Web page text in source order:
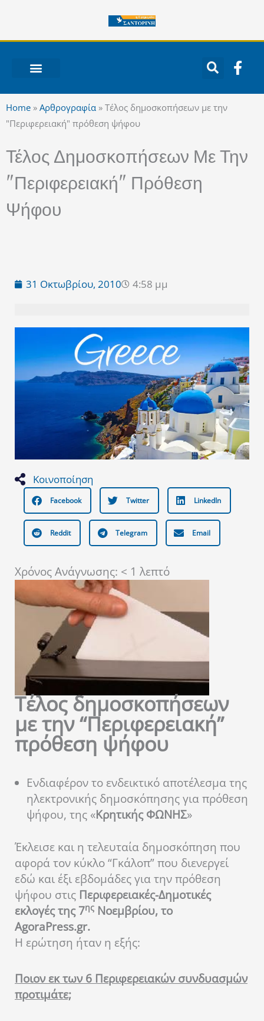
περιεχόμενο
F
a
k
-
Home » Αρθρογραφία » Τέλος δημοσκοπήσεων με την
"Περιφερειακή" πρόθεση ψήφου
Τέλος Δημοσκοπήσεων Με Την
"Περιφερειακή" Πρόθεση
Ψήφου
31 Οκτωβρίου, 2010 4:58 μμ
Κοινοποίηση
Facebook Twitter LinkedIn
Reddit Telegram Email
Χρόνος Ανάγνωσης: < 1 λεπτό
Τέλος δημοσκοπήσεων
με την “Περιφερειακή”
πρόθεση ψήφου
Ενδιαφέρον το ενδεικτικό αποτέλεσμα της
ηλεκτρονικής δημοσκόπησης για πρόθεση
ψήφου, της «Κρητικής ΦΩΝΗΣ»
Έκλεισε και η τελευταία δημοσκόπηση που
αφορά τον κύκλο “Γκάλοπ” που διενεργεί
εδώ και έξι εβδομάδες για την πρόθεση
ψήφου στις Περιφερειακές-Δημοτικές
εκλογές της 7ης Νοεμβρίου, το
AgoraPress.gr.
Η ερώτηση ήταν η εξής:
Ποιον εκ των 6 Περιφερειακών συνδυασμών
προτιμάτε;